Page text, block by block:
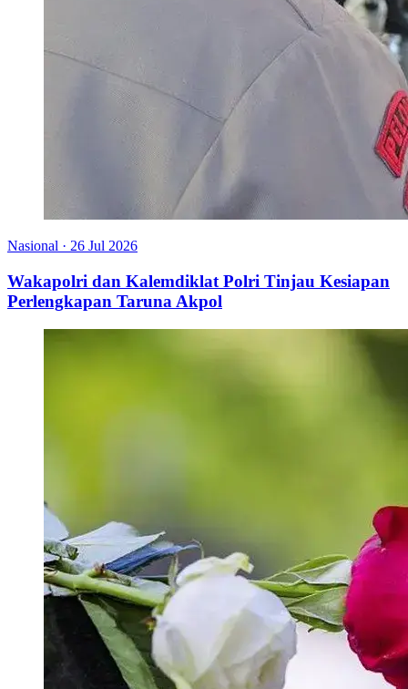
Nasional · 26 Jul 2026
Wakapolri dan Kalemdiklat Polri Tinjau Kesiapan
Perlengkapan Taruna Akpol